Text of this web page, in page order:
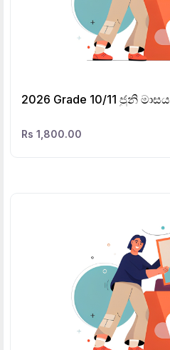
2026 Grade 10/11 ජුනි මාසය
Rs 1,800.00